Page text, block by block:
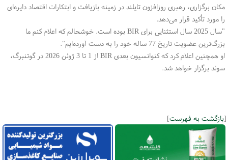
مکان برگزاری، رهبری روزافزون تایلند در زمینه بازیافت و ابتکارات اقتصاد دایره‌ای
را مورد تأکید قرار می‌دهد.
"سال 2025 سال استثنایی برای BIR بوده است. خوشحالم که اعلام کنم ما
بزرگ‌ترین عضویت تاریخ 77 ساله خود را به دست آورده‌ایم
."
او همچنین اعلام کرد که کنوانسیون بعدیBIR
از 1 تا 3 ژوئن 2026 در گوتنبرگ،
سوئد برگزار خواهد شد.
[بازگشت به فهرست]